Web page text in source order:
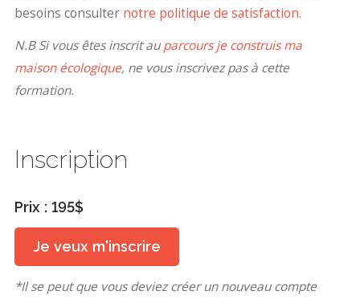
besoins consulter notre politique de satisfaction.
N.B Si vous êtes inscrit auparcours je construis ma
maison écologique, ne vous inscrivez pas à cette
formation.
Inscription
Prix : 195$
Je veux m'inscrire
*Il se peut que vous deviez créer un nouveau compte